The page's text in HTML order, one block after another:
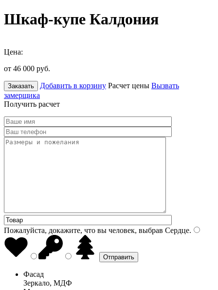
Шкаф-купе Калдония
Цена:
от 46 000 руб.
Заказать Добавить в корзину Расчет цены Вызвать
замерщика
Получить расчет
Пожалуйста, докажите, что вы человек, выбрав Сердце.
Фасад
Зеркало, МДФ